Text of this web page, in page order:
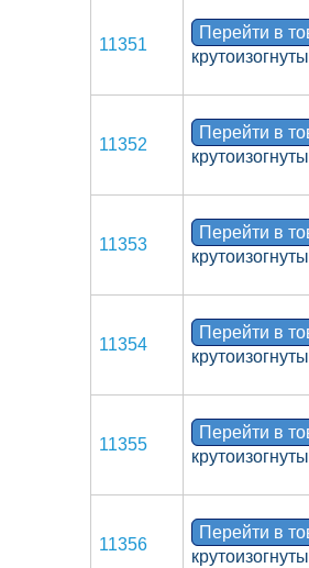
11351
Перейти в
11352
Перейти в
11353
Перейти в
11354
Перейти в
11355
Перейти в
11356
Перейти в